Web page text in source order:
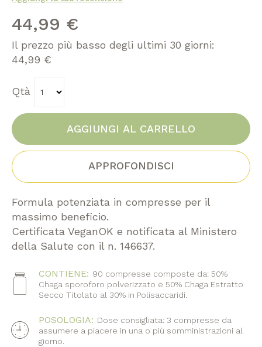
44,99 €
Il prezzo più basso degli ultimi 30 giorni:
44,99 €
Qtà
AGGIUNGI AL CARRELLO
APPROFONDISCI
Formula potenziata in compresse per il
massimo beneficio.
Certificata VeganOK e notificata al Ministero
della Salute con il n. 146637.
Icona
CONTIENE: 90 compresse composte da: 50%
Chaga sporoforo polverizzato e 50% Chaga Estratto
Secco Titolato al 30% in Polisaccaridi.
POSOLOGIA: Dose consigliata: 3 compresse da
assumere a piacere in una o più somministrazioni al
giorno.